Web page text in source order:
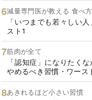
減量専門医が教える 食べ
「いつまでも若々しい
スト1
筋肉が全て
「認知症」になりたく
やめるべき習慣・ワース
あきれるほど小さい習慣